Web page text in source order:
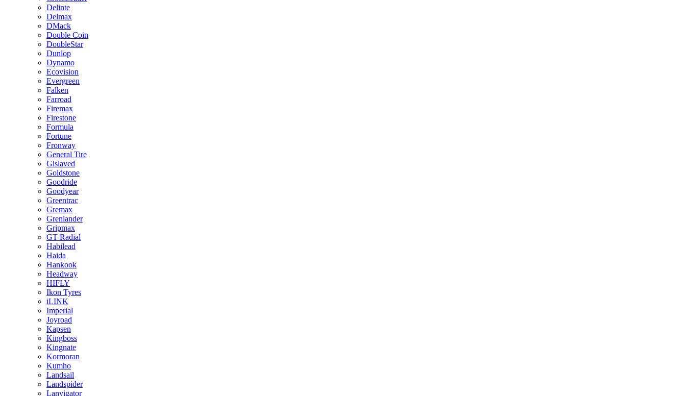
Delinte
Delmax
DMack
Double Coin
DoubleStar
Dunlop
Dynamo
Ecovision
Evergreen
Falken
Farroad
Firemax
Firestone
Formula
Fortune
Fronway
General Tire
Gislaved
Goldstone
Goodride
Goodyear
Greentrac
Gremax
Grenlander
Gripmax
GT Radial
Habilead
Haida
Hankook
Headway
HIFLY
Ikon Tyres
iLINK
Imperial
Joyroad
Kapsen
Kingboss
Kingnate
Kormoran
Kumho
Landsail
Landspider
Lanvigator